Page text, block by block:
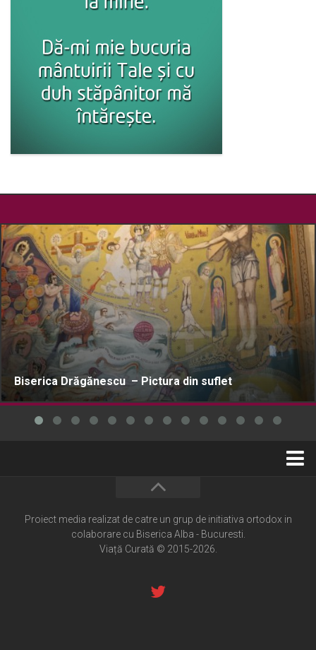
Biserica Drăgănescu – Pictura din suflet
Cultură creștină
Pateric Atonit
Proiect media realizat de catre un grup de initiativa ortodox in
colaborare cu Biserica Alba - Bucuresti.
Viață Curată © 2015-2026.